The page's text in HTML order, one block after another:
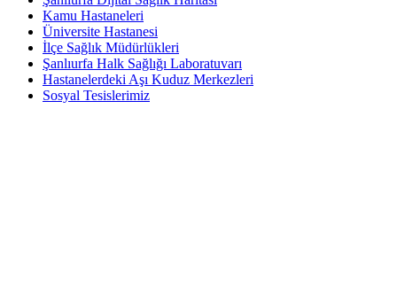
Kamu Hastaneleri
Üniversite Hastanesi
İlçe Sağlık Müdürlükleri
Şanlıurfa Halk Sağlığı Laboratuvarı
Hastanelerdeki Aşı Kuduz Merkezleri
Sosyal Tesislerimiz